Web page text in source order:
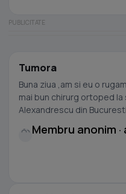
Tumora
Buna ziua ,am si eu o
mai bun chirurg ortoped la
Alexandrescu din
Membru anonim ·